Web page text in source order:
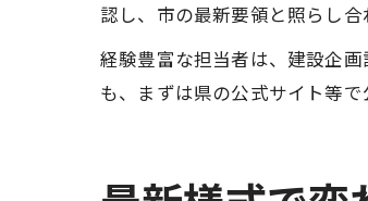
認し、市の最新要領と照らし
経験豊富な担当者は、建設企
も、まずは県の公式サイト等